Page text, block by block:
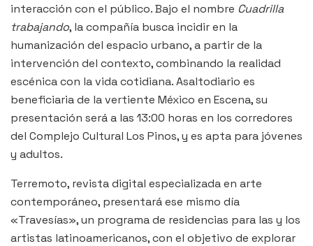
interacción con el público. Bajo el nombre Cuadrilla
trabajando, la compañía busca incidir en la
humanización del espacio urbano, a partir de la
intervención del contexto, combinando la realidad
escénica con la vida cotidiana. Asaltodiario es
beneficiaria de la vertiente México en Escena, su
presentación será a las 13:00 horas en los corredores
del Complejo Cultural Los Pinos, y es apta para jóvenes
y adultos.
Terremoto, revista digital especializada en arte
contemporáneo, presentará ese mismo día
«Travesías», un programa de residencias para las y los
artistas latinoamericanos, con el objetivo de explorar